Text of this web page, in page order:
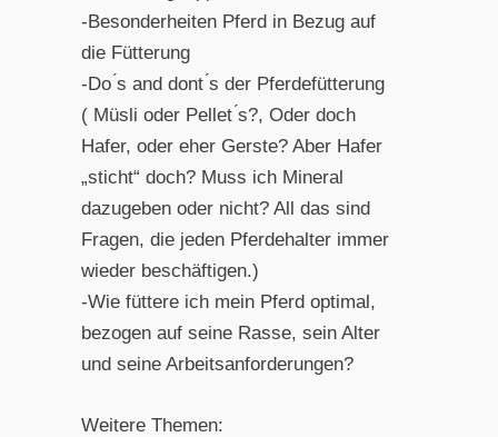
-Besonderheiten Pferd in Bezug auf
die Fütterung
-Do ́s and dont ́s der Pferdefütterung
( Müsli oder Pellet ́s?, Oder doch
Hafer, oder eher Gerste? Aber Hafer
„sticht“ doch? Muss ich Mineral
dazugeben oder nicht? All das sind
Fragen, die jeden Pferdehalter immer
wieder beschäftigen.)
-Wie füttere ich mein Pferd optimal,
bezogen auf seine Rasse, sein Alter
und seine Arbeitsanforderungen?
Weitere Themen: